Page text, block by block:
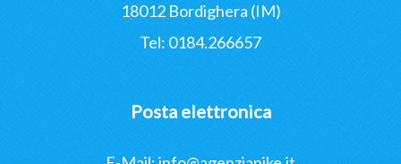
18012 Bordighera (IM)
Tel: 0184.266657
Posta elettronica